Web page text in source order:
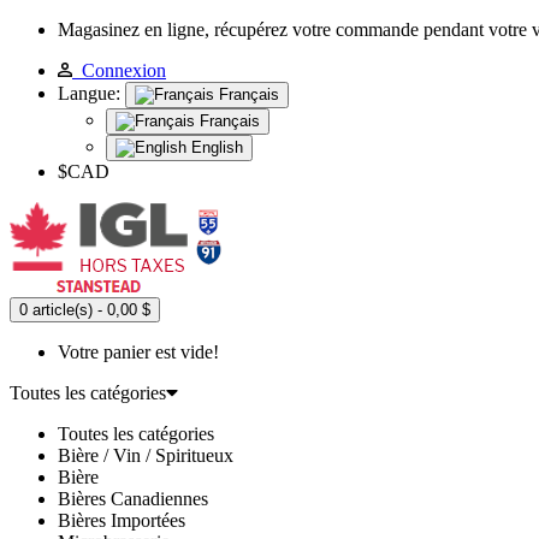
Magasinez en ligne, récupérez votre commande pendant votre
Connexion
Langue:
Français
Français
English
$CAD
0 article(s) - 0,00 $
Votre panier est vide!
Toutes les catégories
Toutes les catégories
Bière / Vin / Spiritueux
Bière
Bières Canadiennes
Bières Importées